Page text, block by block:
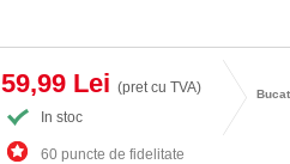
59,99 Lei (pret cu TVA)
In stoc
60 puncte de fidelitate